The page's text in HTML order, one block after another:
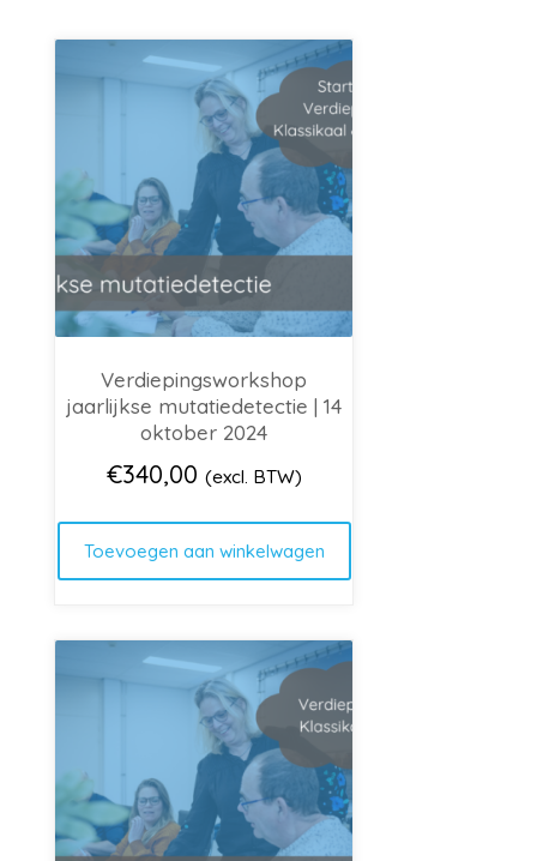
Verdiepingsworkshop
jaarlijkse mutatiedetectie | 14
oktober 2024
€340,00 (excl. BTW)
Toevoegen aan winkelwagen